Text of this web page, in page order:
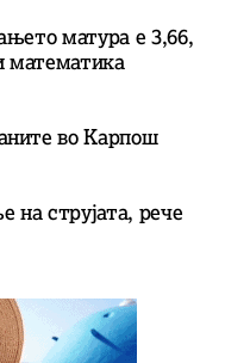
матура е 3,66,
математика
во Карпош
на струјата, рече